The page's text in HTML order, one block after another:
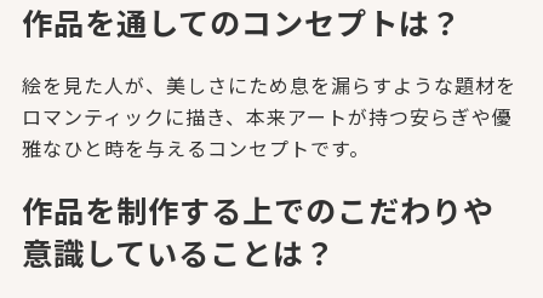
作品を通してのコンセプトは？
絵を見た人が、美しさにため息を漏らすような題材を
ロマンティッ クに描き、本来アートが持つ安らぎや優
雅なひと時を与えるコンセ プトです。
作品を制作する上でのこだわりや
意識していることは？